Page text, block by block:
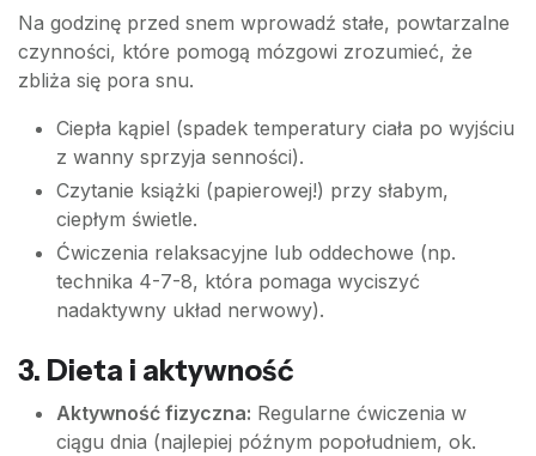
Na godzinę przed snem wprowadź stałe, powtarzalne
czynności, które pomogą mózgowi zrozumieć, że
zbliża się pora snu.
Ciepła kąpiel (spadek temperatury ciała po wyjściu
z wanny sprzyja senności).
Czytanie książki (papierowej!) przy słabym,
ciepłym świetle.
Ćwiczenia relaksacyjne lub oddechowe (np.
technika 4-7-8, która pomaga wyciszyć
nadaktywny układ nerwowy).
3. Dieta i aktywność
Aktywność fizyczna: Regularne ćwiczenia w
ciągu dnia (najlepiej późnym popołudniem, ok.